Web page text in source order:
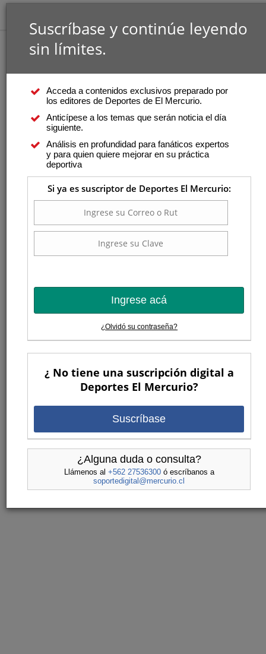
Suscríbase y continúe leyendo
sin límites.
Acceda a contenidos exclusivos preparado por
los editores de Deportes de El Mercurio.
Anticípese a los temas que serán noticia el día
siguiente.
Análisis en profundidad para fanáticos expertos
y para quien quiere mejorar en su práctica
deportiva
Si ya es suscriptor de Deportes El Mercurio:
Ingrese acá
¿Olvidó su contraseña?
¿ No tiene una suscripción digital a
Deportes El Mercurio?
Suscríbase
¿Alguna duda o consulta?
Llámenos al +562 27536300ó escríbanos a
soportedigital@mercurio.cl